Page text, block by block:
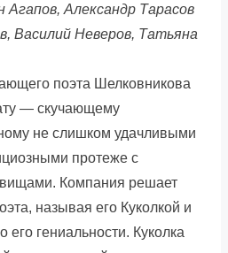
Агапов, Александр Тарасов
Василий Неверов, Татьяна
поэта Шелковникова
— скучающему
не слишком удачливыми
протеже с
Компания решает
называя его Куколкой и
его гениальности. Куколка